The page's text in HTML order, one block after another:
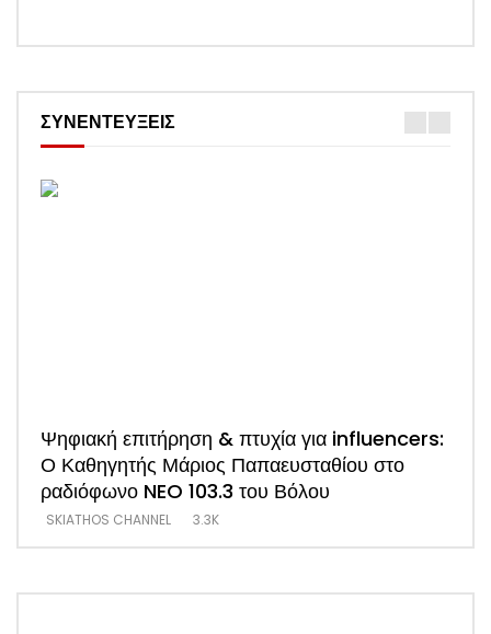
ΣΥΝΕΝΤΕΥΞΕΙΣ
Ψηφιακή επιτήρηση & πτυχία για influencers:
Ο Καθηγητής Μάριος Παπαευσταθίου στο
ραδιόφωνο NEO 103.3 του Βόλου
SKIATHOS CHANNEL 3.3K